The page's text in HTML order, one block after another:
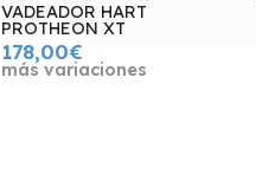
VADEADOR HART
PROTHEON XT
178,00€
más variaciones